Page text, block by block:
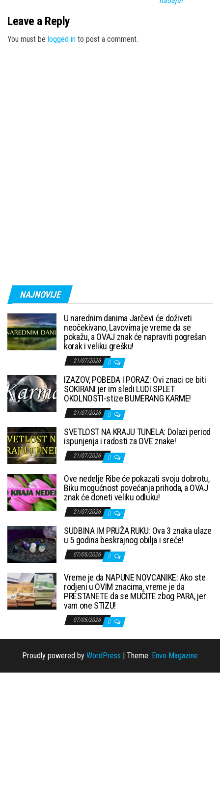
Leave a Reply
You must be logged in to post a comment.
NAJNOVIJE
U narednim danima Jarčevi će doživeti
neočekivano, Lavovima je vreme da se
pokažu, a OVAJ znak će napraviti pogrešan
korak i veliku grešku!
21/07/2026 0
IZAZOV, POBEDA I PORAZ: Ovi znaci ce biti
SOKIRANI jer im sledi LUDI SPLET
OKOLNOSTI-stize BUMERANG KARME!
21/07/2026 0
SVETLOST NA KRAJU TUNELA: Dolazi period
ispunjenja i radosti za OVE znake!
21/07/2026 0
Ove nedelje Ribe će pokazati svoju dobrotu,
Biku mogućnost povećanja prihoda, a OVAJ
znak će doneti veliku odluku!
21/07/2026 0
SUDBINA IM PRUŽA RUKU: Ova 3 znaka ulaze
u 5 godina beskrajnog obilja i sreće!
07/05/2026 0
Vreme je da NAPUNE NOVCANIKE: Ako ste
rodjeni u OVIM znacima, vreme je da
PRESTANETE da se MUČITE zbog PARA, jer
vam one STIZU!
07/05/2026 0
Proudly powered by WordPress Theme: Envo Magazine